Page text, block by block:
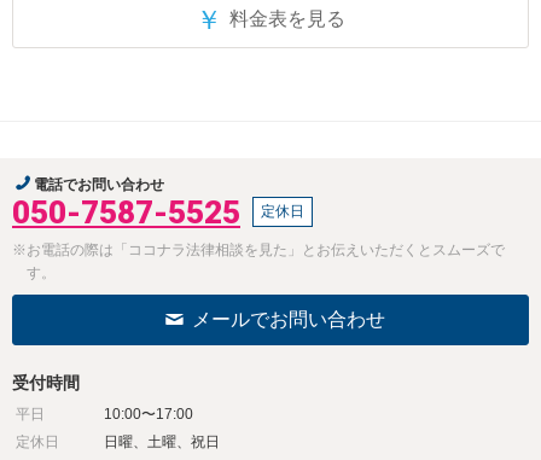
￥ 料金表を見る
電話でお問い合わせ
050-7587-5525 定休日
※お電話の際は「ココナラ法律相談を見た」とお伝えいただくとスムーズで
す。
メールでお問い合わせ
受付時間
平日
10:00〜17:00
定休日
日曜、土曜、祝日